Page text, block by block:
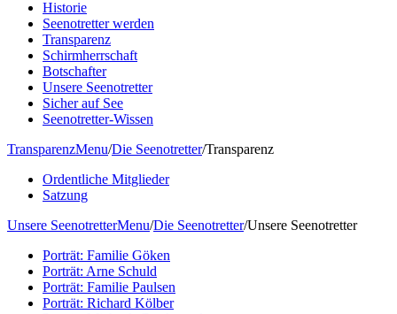
Historie
Seenotretter werden
Transparenz
Schirmherrschaft
Botschafter
Unsere Seenotretter
Sicher auf See
Seenotretter-Wissen
TransparenzMenu/Die Seenotretter/Transparenz
Ordentliche Mitglieder
Satzung
Unsere SeenotretterMenu/Die Seenotretter/Unsere Seenotretter
Porträt: Familie Göken
Porträt: Arne Schuld
Porträt: Familie Paulsen
Porträt: Richard Kölber